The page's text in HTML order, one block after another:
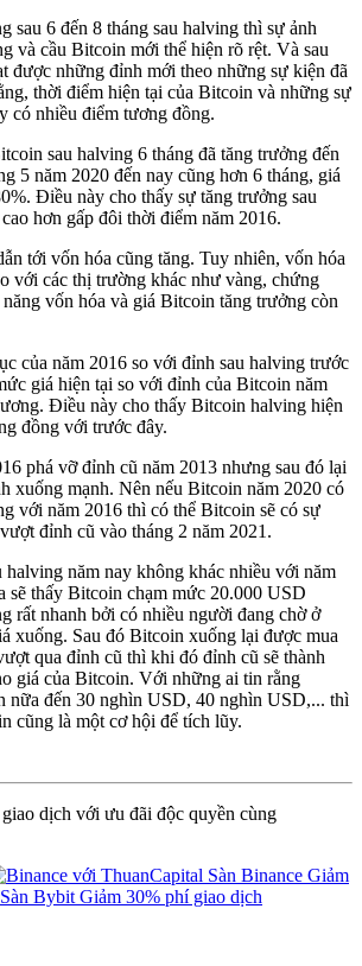
sau 6 đến 8 tháng sau halving thì sự ảnh
và cầu Bitcoin mới thể hiện rõ rệt. Và sau
được những đỉnh mới theo những sự kiện đã
thời điểm hiện tại của Bitcoin và những sự
có nhiều điểm tương đồng.
sau halving 6 tháng đã tăng trưởng đến
5 năm 2020 đến nay cũng hơn 6 tháng, giá
Điều này cho thấy sự tăng trưởng sau
hơn gấp đôi thời điểm năm 2016.
tới vốn hóa cũng tăng. Tuy nhiên, vốn hóa
với các thị trường khác như vàng, chứng
vốn hóa và giá Bitcoin tăng trưởng còn
của năm 2016 so với đỉnh sau halving trước
giá hiện tại so với đỉnh của Bitcoin năm
Điều này cho thấy Bitcoin halving hiện
đồng với trước đây.
phá vỡ đỉnh cũ năm 2013 nhưng sau đó lại
xuống mạnh. Nên nếu Bitcoin năm 2020 có
với năm 2016 thì có thể Bitcoin sẽ có sự
đỉnh cũ vào tháng 2 năm 2021.
năm nay không khác nhiều với năm
sẽ thấy Bitcoin chạm mức 20.000 USD
rất nhanh bởi có nhiều người đang chờ ở
xuống. Sau đó Bitcoin xuống lại được mua
qua đỉnh cũ thì khi đó đỉnh cũ sẽ thành
giá của Bitcoin. Với những ai tin rằng
nữa đến 30 nghìn USD, 40 nghìn USD,... thì
cũng là một cơ hội để tích lũy.
dịch với ưu đãi độc quyền cùng
Sàn Binance Giảm
Giảm 30% phí giao dịch